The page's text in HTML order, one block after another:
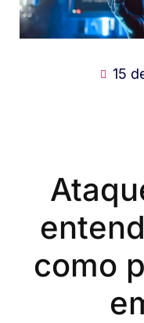
15
como